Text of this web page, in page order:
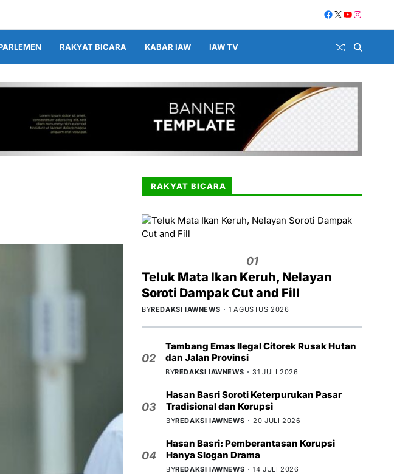
RAKYAT BICARA KABAR IAW IAW TV
RAKYAT BICARA
01
Teluk Mata Ikan Keruh, Nelayan
Soroti Dampak Cut and Fill
BYREDAKSI IAWNEWS 1 AGUSTUS 2026
02
Tambang Emas Ilegal Citorek Rusak Hutan
dan Jalan Provinsi
BYREDAKSI IAWNEWS 31 JULI 2026
03
Hasan Basri Soroti Keterpurukan Pasar
Tradisional dan Korupsi
BYREDAKSI IAWNEWS 20 JULI 2026
04
Hasan Basri: Pemberantasan Korupsi
Hanya Slogan Drama
BYREDAKSI IAWNEWS 14 JULI 2026